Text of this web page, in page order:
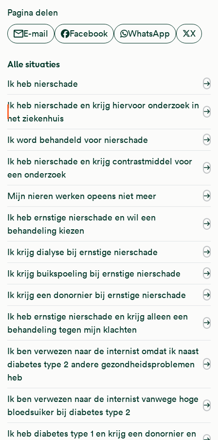
Pagina delen
E-mail
Facebook WhatsApp X
Alle situaties
Ik heb nierschade
Ik heb nierschade en krijg hiervoor onderzoek in
het ziekenhuis
Ik word behandeld voor nierschade
Ik heb nierschade en krijg contrastmiddel voor
een onderzoek
Mijn nieren werken opeens niet meer
Ik heb ernstige nierschade en wil een
behandeling kiezen
Ik krijg dialyse bij ernstige nierschade
Ik krijg buikspoeling bij ernstige nierschade
Ik krijg een donornier bij ernstige nierschade
Ik heb ernstige nierschade en krijg alleen een
behandeling tegen mijn klachten
Ik ben verwezen naar de internist omdat ik naast
diabetes type 2 andere gezondheidsproblemen
heb
Ik ben verwezen naar de internist vanwege hoge
bloedsuiker bij diabetes type 2
Ik heb diabetes type 1 en krijg een donornier en